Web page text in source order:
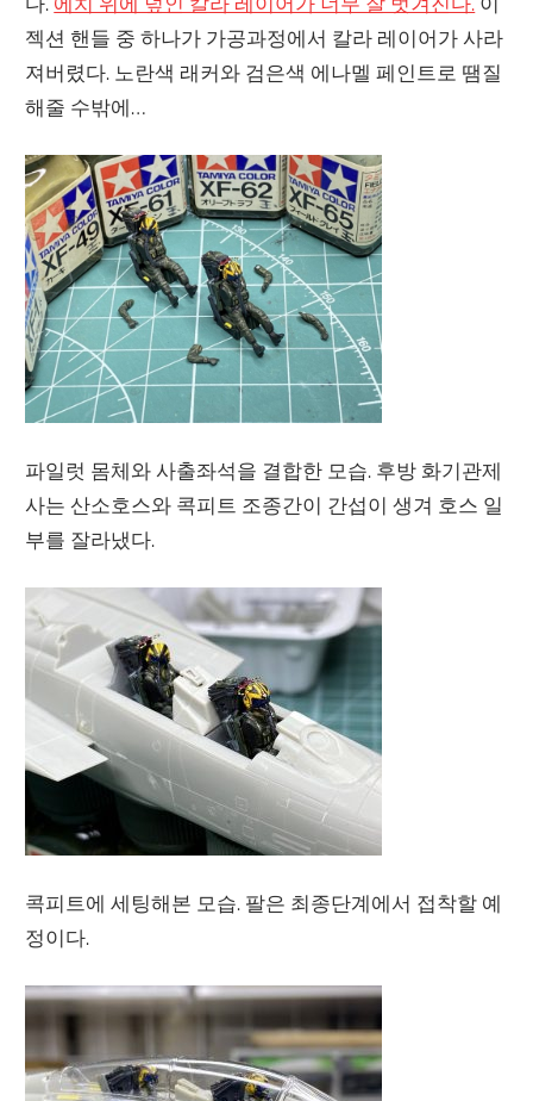
젝션 핸들 중 하나가 가공과정에서 칼라 레이어가 사라
져버렸다. 노란색 래커와 검은색 에나멜 페인트로 땜질
해줄 수밖에…
파일럿 몸체와 사출좌석을 결합한 모습. 후방 화기관제
사는 산소호스와 콕피트 조종간이 간섭이 생겨 호스 일
부를 잘라냈다.
콕피트에 세팅해본 모습. 팔은 최종단계에서 접착할 예
정이다.